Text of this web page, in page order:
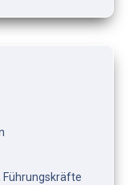
Führungskräfte